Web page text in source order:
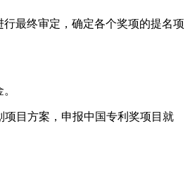
最终审定，确定各个奖项的提名项
目方案，申报中国专利奖项目就